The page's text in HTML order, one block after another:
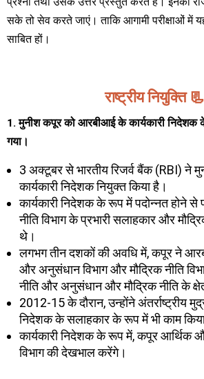
सके तो सेव करते जाएं। ताकि आगामी परीक्षाओं में
साबित हों।
राष्ट्रीय नियुक्ति 📃
1. मुनीश कपूर को आरबीआई के कार्यकारी निदेशक
गया।
3 अक्टूबर से भारतीय रिजर्व बैंक (RBI) ने
कार्यकारी निदेशक नियुक्त किया है।
कार्यकारी निदेशक के रूप में पदोन्नत होने से
नीति विभाग के प्रभारी सलाहकार और
थे।
लगभग तीन दशकों की अवधि में, कपूर ने
और अनुसंधान विभाग और मौद्रिक नीति
नीति और अनुसंधान और मौद्रिक नीति के
2012-15 के दौरान, उन्होंने अंतर्राष्ट्रीय
निदेशक के सलाहकार के रूप में भी काम
कार्यकारी निदेशक के रूप में, कपूर आर्थिक
विभाग की देखभाल करेंगे।